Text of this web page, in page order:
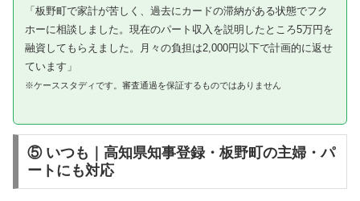
「板野町で家計が苦しく、過去にカードの滞納がある状態でフク
ホーに相談しました。現在のパート収入を説明したところ5万円を
融資してもらえました。月々の負担は2,000円以下で計画的に返せ
ています」
※ケーススタディです。審査通過を保証するものではありません
⑤ いつも｜高知県知事登録・板野町の主婦・パ
ートにも対応